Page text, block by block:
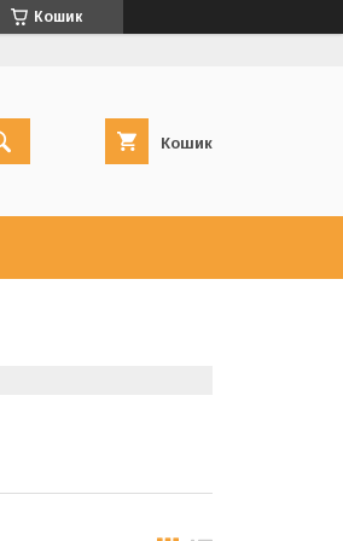
Кошик
Кошик